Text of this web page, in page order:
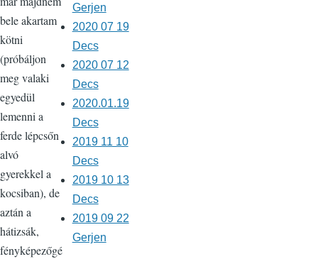
bele akartam
kötni
(próbáljon
meg valaki
egyedül
lemenni a
ferde lépcsőn
alvó
gyerekkel a
kocsiban), de
aztán a
hátizsák,
fényképezőgé
Gerjen
2020 07 19
Decs
2020 07 12
Decs
2020.01.19
Decs
2019 11 10
Decs
2019 10 13
Decs
2019 09 22
Gerjen